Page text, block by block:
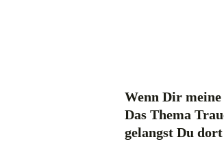
Wenn Dir
Das Thema
gelangst Du